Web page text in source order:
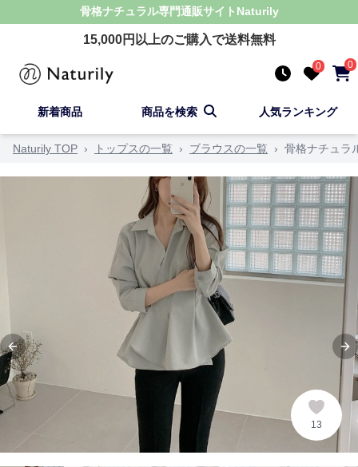
骨格ナチュラル専門通販サイト Naturily
15,000円以上のご購入で送料無料
0 0
新着商品 商品を検索 人気ランキング
Naturily TOP › トップスの一覧 › ブラウスの一覧 › 骨格ナチュラ
Previous slide
13